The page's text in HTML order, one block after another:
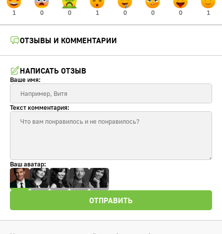
1 0 0 1 0 0 0 1
ОТЗЫВЫ И КОММЕНТАРИИ
НАПИСАТЬ ОТЗЫВ
Ваше имя:
Текст комментария:
Ваш аватар:
ОТПРАВИТЬ